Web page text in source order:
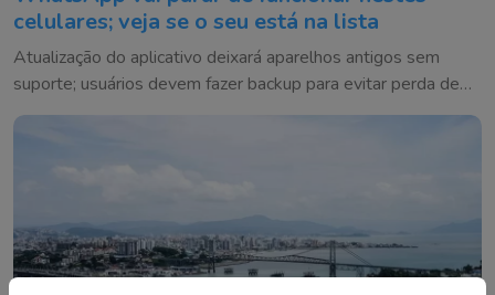
celulares; veja se o seu está na lista
Atualização do aplicativo deixará aparelhos antigos sem
suporte; usuários devem fazer backup para evitar perda de
conversas